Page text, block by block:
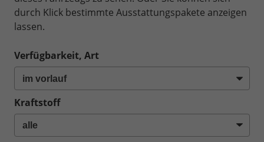
durch Klick bestimmte Ausstattungspakete anzeigen
lassen.
Verfügbarkeit, Art
Kraftstoff